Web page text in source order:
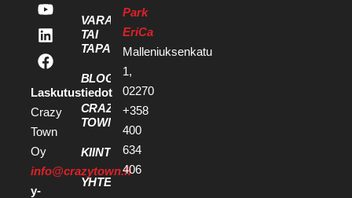
Laskutustiedot
Crazy
Town
Oy
info@crazytown.fi
y-
VARAA KOKOUS
TAI
TAPAHTUMATILA
BLOGI
CRAZY
TOWN
KIINTEISTÖKEHITTÄJILLE
YHTEYSTIEDOT
Park
EriCa
Malleniuksenkatu
1,
02270
+358
400
634
406